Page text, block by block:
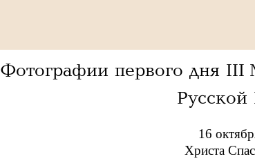
Фотографии первого дня III
16
Христа